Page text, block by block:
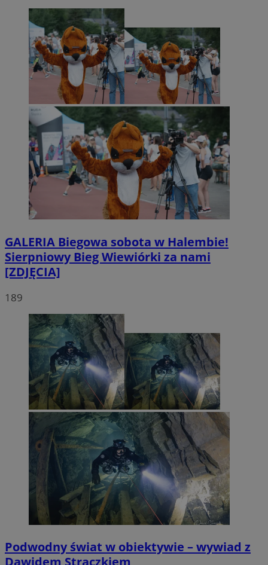
GALERIA Biegowa sobota w Halembie!
Sierpniowy Bieg Wiewiórki za nami
[ZDJĘCIA]
189
Podwodny świat w obiektywie – wywiad z
Dawidem Strączkiem